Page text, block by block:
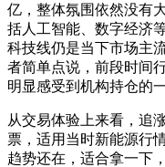
亿，整体氛围依然没有
括人工智能、数字经济
科技线仍是当下市场主
者简单点说，前段时间
明显感受到机构持仓的
从交易体验上来看，追
票，适用当时新能源行
趋势还在，适合拿一下